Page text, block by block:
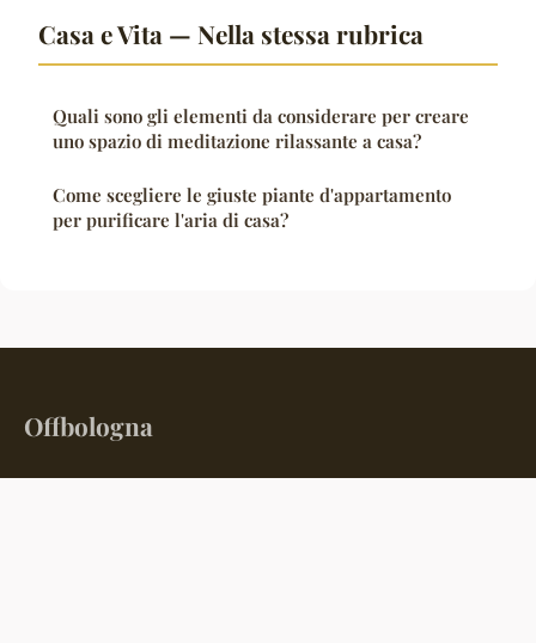
Casa e Vita — Nella stessa rubrica
Quali sono gli elementi da considerare per creare
uno spazio di meditazione rilassante a casa?
Come scegliere le giuste piante d'appartamento
per purificare l'aria di casa?
Offbologna